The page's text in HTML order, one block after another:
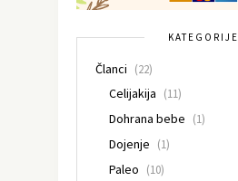
KATEGORIJE
Članci (22)
Celijakija (11)
Dohrana bebe (1)
Dojenje (1)
Paleo (10)